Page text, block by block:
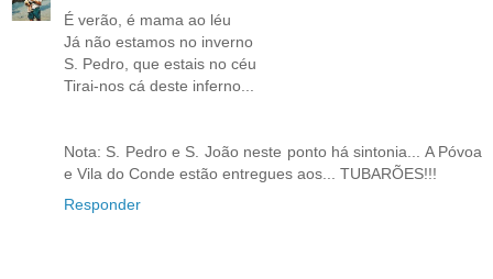
É verão, é mama ao léu
Já não estamos no inverno
S. Pedro, que estais no céu
Tirai-nos cá deste inferno...
Nota: S. Pedro e S. João neste ponto há sintonia... A Póvoa
e Vila do Conde estão entregues aos... TUBARÕES!!!
Responder